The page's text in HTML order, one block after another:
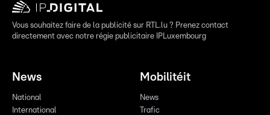
Vous souhaitez faire de la publicité sur RTL.lu ? Prenez contact
directement avec notre régie publicitaire IPLuxembourg
News
National
International
Mobilitéit
News
Trafic